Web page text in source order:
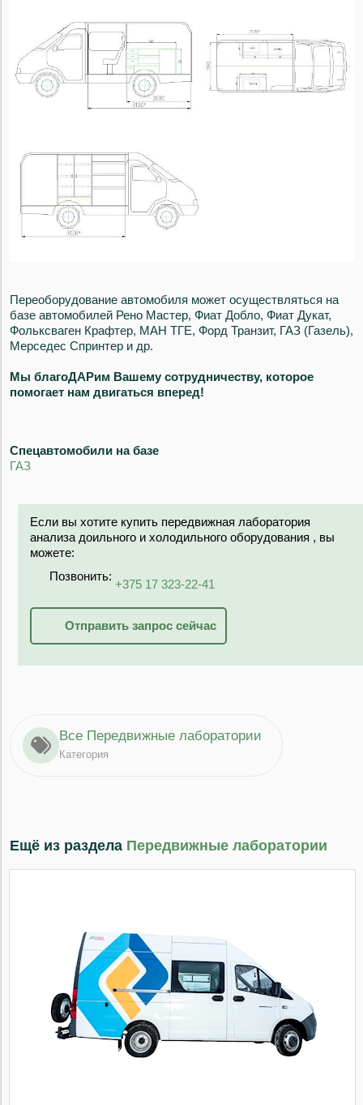
Переоборудование автомобиля может осуществляться на
базе автомобилей Рено Мастер, Фиат Добло, Фиат Дукат,
Фольксваген Крафтер, МАН ТГЕ, Форд Транзит, ГАЗ (Газель),
Мерседес Спринтер и др.
Мы благоДАРим Вашему сотрудничеству, которое
помогает нам двигаться вперед!
Спецавтомобили на базе
ГАЗ
Если вы хотите купить передвижная лаборатория
анализа доильного и холодильного оборудования , вы
можете:
Позвонить:
+375 17 323-22-41
Отправить запрос сейчас
Все Передвижные лаборатории
Категория
Ещё из раздела Передвижные лаборатории